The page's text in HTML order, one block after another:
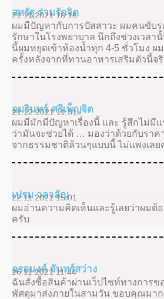
สหรัฐ ร่วมรักจิต
21.11.2021 18:16
ผมมีปัญหากับการปัสสาวะ ผมคนขับร
รักษาในโรงพยาบาล นึกถึงช่วงเวล
นี้ผมหยุดเข้าห้องน้ำทุก 4-5 ชั่วโมง
ครั้งหลังจากที่ทานอาหารเสริมตัวนี้จ
อมรินทร์ ศรีเพ็ญจิต
21.12.2021 11:31
ผมมีมักมีปัญหาเรื่องนี้ และ รู้สึกไม่มีแ
ว่ามันจะช่วยได้ … มองว่าด้วยกับราค
จากธรรมชาติล้วนๆแบบนี้ ไม่แพงเลย
เปรม วลาลัญ
22.11.2021 15:01
ผมอ่านความคิดเห็นและรู้เลยว่าผม
ครับ
อรอนงค์ จันทร์สว่าง
26.11.2021 11:44
ฉันสั่งซื้อสินค้าผ่านเว็ปไซท์ทางการข
พัศดุมาส่งภายในสามวัน ขอบคุณมาก